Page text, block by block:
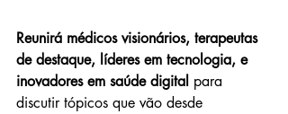
Reunirá médicos visionários, terapeutas
de destaque, líderes em tecnologia, e
inovadores em saúde digital para
discutir tópicos que vão desde